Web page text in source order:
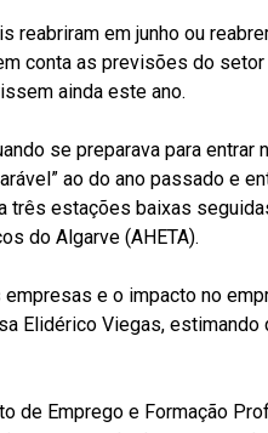
reabriram em junho ou
conta as previsões do
ainda este ano.
se preparava para
ao do ano passado e
três estações baixas
do Algarve (AHETA).
e o impacto no
Elidérico Viegas,
de Emprego e Formação